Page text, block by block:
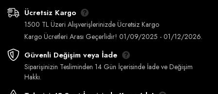
Ücretsiz Kargo
1500 TL Üzeri Alışverişlerinizde Ücretsiz Kargo
Kargo Ücretleri Arası Geçerlidir! 01/09/2025 - 01/12/2026.
Güvenli Değişim veya İade
Siparişinizin Tesliminden 14 Gün İçerisinde İade ve Değişim
Hakkı.